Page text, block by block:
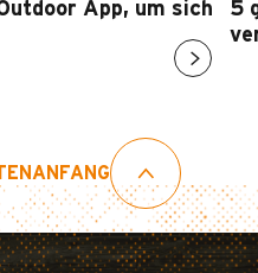
App, um sich
5